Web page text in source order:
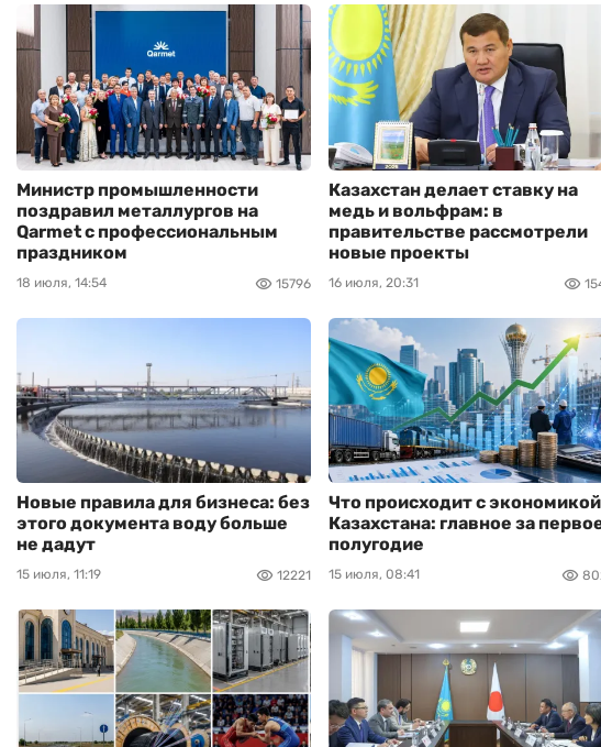
Министр промышленности
поздравил металлургов на
Qarmet с профессиональным
праздником
18 июля, 14:54 15796
Казахстан делает ставку на
медь и вольфрам: в
правительстве рассмотрели
новые проекты
16 июля, 20:31
Новые правила для бизнеса: без
этого документа воду больше
не дадут
15 июля, 11:19 12221
Что происходит с экономикой
Казахстана: главное за
полугодие
15 июля, 08:41